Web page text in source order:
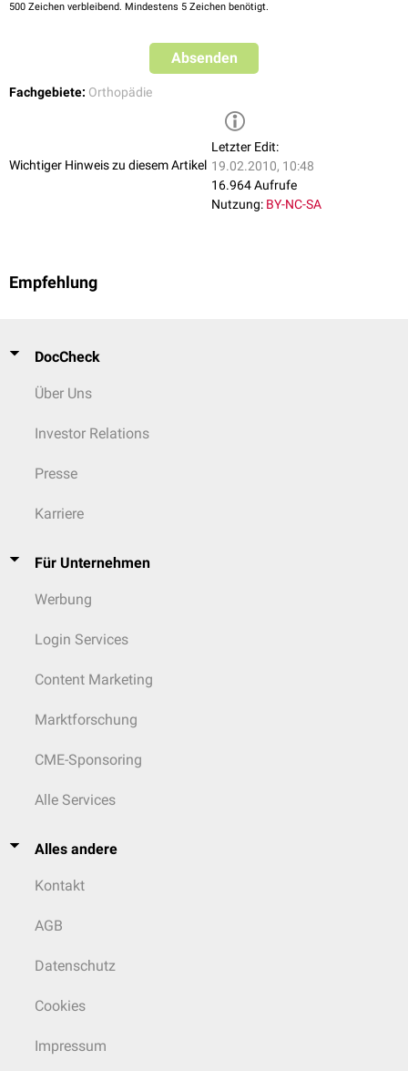
500 Zeichen verbleibend. Mindestens 5 Zeichen benötigt.
Absenden
Fachgebiete: Orthopädie
Wichtiger Hinweis zu diesem Artikel
Letzter Edit:
19.02.2010, 10:48
16.964 Aufrufe
Nutzung: BY-NC-SA
Empfehlung
DocCheck
Über Uns
Investor Relations
Presse
Karriere
Für Unternehmen
Werbung
Login Services
Content Marketing
Marktforschung
CME-Sponsoring
Alle Services
Alles andere
Kontakt
AGB
Datenschutz
Cookies
Impressum